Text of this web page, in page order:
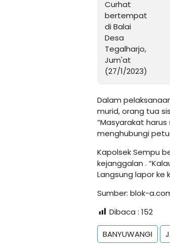
Dalam
murid, orang tua
“Masyarakat
menghubungi
Kapolsek Sempu
kejanggalan .
Langsung lapor ke
Sumber: blok-
Dibaca : 152
BANYUWANGI